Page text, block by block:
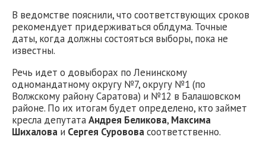
В ведомстве пояснили, что соответствующих сроков
рекомендует придерживаться облдума. Точные
даты, когда должны состояться выборы, пока не
известны.
Речь идет о довыборах по Ленинскому
одномандатному округу №7, округу №1 (по
Волжскому району Саратова) и №12 в Балашовском
районе. По их итогам будет определено, кто займет
кресла депутатаАндрея Беликова, Максима
Шихалова и Сергея Сурововасоответственно.